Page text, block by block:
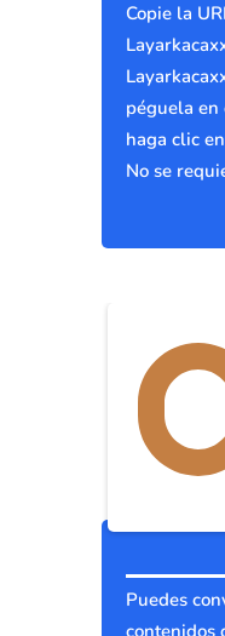
Copie la
péguela
haga clic
No se
Puedes